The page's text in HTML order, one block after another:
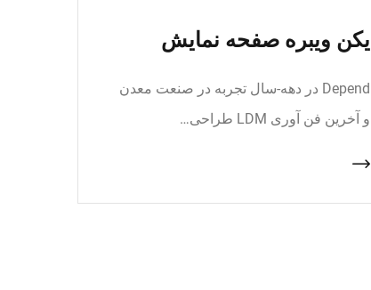
یکن ویبره صفحه نمایش
Depend در دهه-سال تجربه در صنعت معدن
و آخرین فن آوری LDM طراحی…